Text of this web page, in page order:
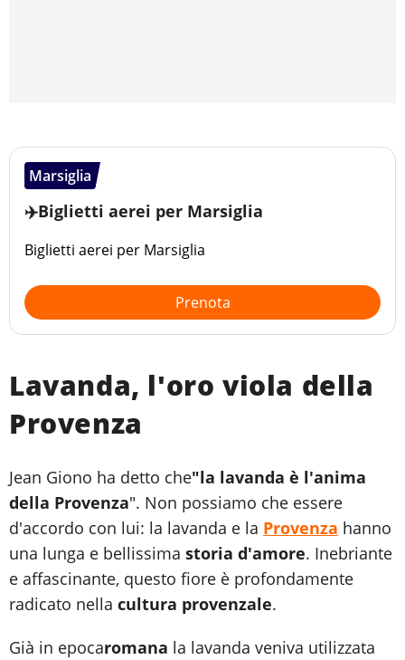
Marsiglia
✈️Biglietti aerei per Marsiglia
Biglietti aerei per Marsiglia
Prenota
Lavanda, l'oro viola della
Provenza
Jean Giono ha detto che"la lavanda è l'anima
della Provenza". Non possiamo che essere
d'accordo con lui: la lavanda e la Provenza hanno
una lunga e bellissima storia d'amore. Inebriante
e affascinante, questo fiore è profondamente
radicato nella cultura provenzale.
Già in epocaromana la lavanda veniva utilizzata